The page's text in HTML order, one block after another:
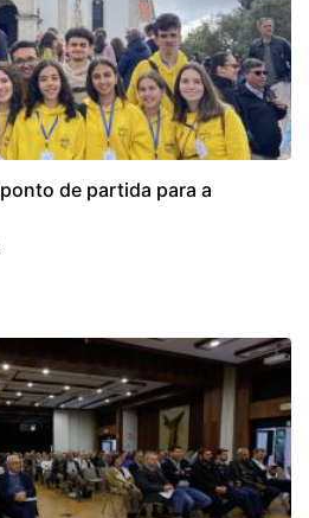
de partida para a